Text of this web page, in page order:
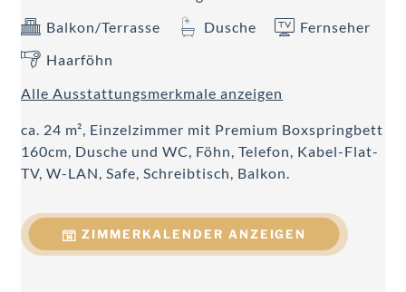
Balkon/Terrasse
Dusche
Fernseher
Haarföhn
Alle Ausstattungsmerkmale anzeigen
ca. 24 m², Einzelzimmer mit Premium Boxspringbett
160cm, Dusche und WC, Föhn, Telefon, Kabel-Flat-
TV, W-LAN, Safe, Schreibtisch, Balkon.
ZIMMERKALENDER ANZEIGEN